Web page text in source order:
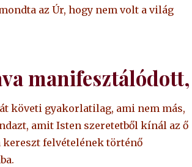
az Úr, hogy nem volt a világ
manifesztálódott,
követi gyakorlatilag, ami nem más,
amit Isten szeretetből kínál az ő
kereszt felvételének történő